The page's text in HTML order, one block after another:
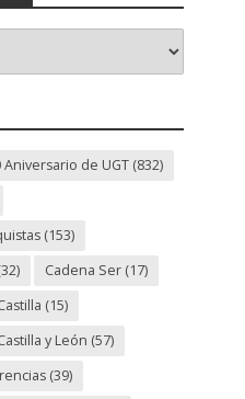
Aniversario de UGT(832)
(153)
Cadena Ser(17)
(15)
y León (57)
(39)